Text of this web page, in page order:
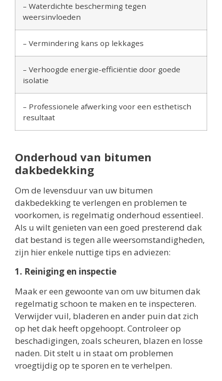
– Waterdichte bescherming tegen
weersinvloeden
– Vermindering kans op lekkages
– Verhoogde energie-efficiëntie door goede
isolatie
– Professionele afwerking voor een esthetisch
resultaat
Onderhoud van bitumen
dakbedekking
Om de levensduur van uw bitumen
dakbedekking te verlengen en problemen te
voorkomen, is regelmatig onderhoud essentieel.
Als u wilt genieten van een goed presterend dak
dat bestand is tegen alle weersomstandigheden,
zijn hier enkele nuttige tips en adviezen:
1. Reiniging en inspectie
Maak er een gewoonte van om uw bitumen dak
regelmatig schoon te maken en te inspecteren.
Verwijder vuil, bladeren en ander puin dat zich
op het dak heeft opgehoopt. Controleer op
beschadigingen, zoals scheuren, blazen en losse
naden. Dit stelt u in staat om problemen
vroegtijdig op te sporen en te verhelpen.